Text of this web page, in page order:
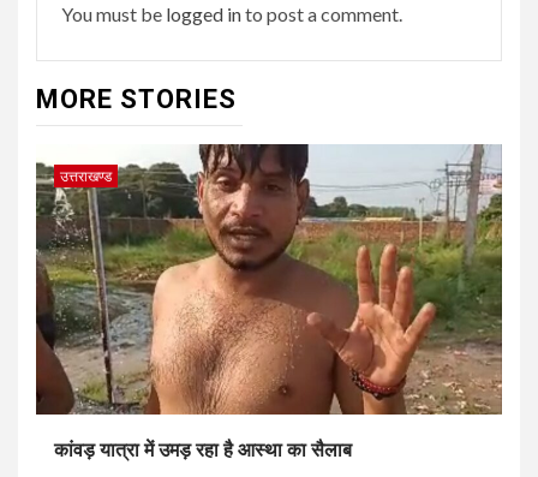
You must be logged into post a comment.
MORE STORIES
उत्तराखण्ड
कांवड़ यात्रा में उमड़ रहा है आस्था का सैलाब